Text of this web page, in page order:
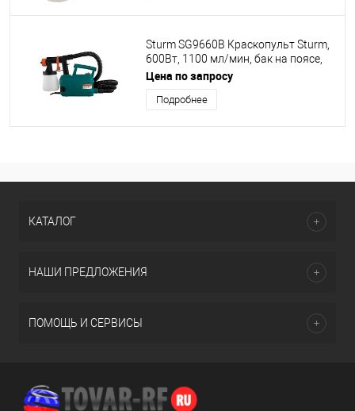
Sturm SG9660B Краскопульт Sturm,
600Вт, 1100 мл/мин, бак на поясе,
HVLP, С ТУРБИНОЙ [SG9660B]
Цена по запросу
Подробнее
КАТАЛОГ
НАШИ ПРЕДЛОЖЕНИЯ
ПОМОЩЬ И СЕРВИСЫ